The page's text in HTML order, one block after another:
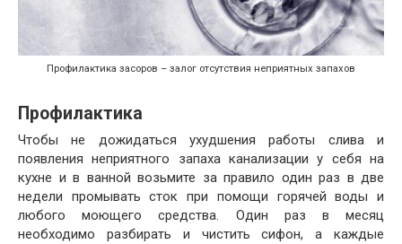
Профилактика засоров – залог отсутствия неприятных запахов
Профилактика
Чтобы не дожидаться ухудшения работы слива и
появления неприятного запаха канализации у себя на
кухне и в ванной возьмите за правило один раз в две
недели промывать сток при помощи горячей воды и
любого моющего средства. Один раз в месяц
необходимо разбирать и чистить сифон, а каждые